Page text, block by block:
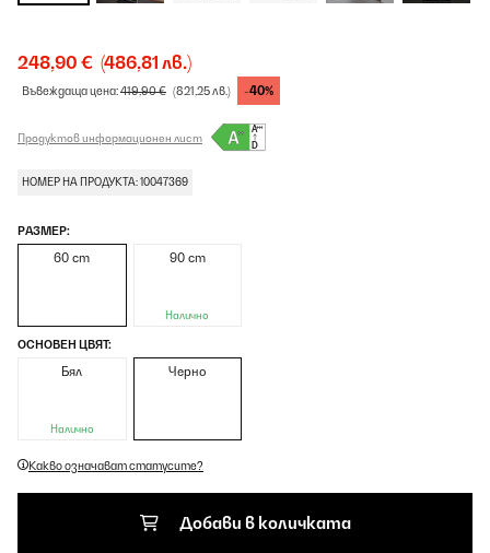
248,90 € (486,81 лв.)
Въвеждаща цена:419,90 € (821,25 лв.) -40%
Продуктов информационен лист
НОМЕР НА ПРОДУКТА: 10047369
РАЗМЕР:
60 cm 90 cm
Налично
ОСНОВЕН ЦВЯТ:
Бял
Налично
Черно
Какво означават статусите?
Добави в количката